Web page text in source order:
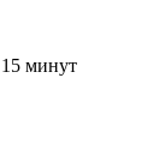
15 минут